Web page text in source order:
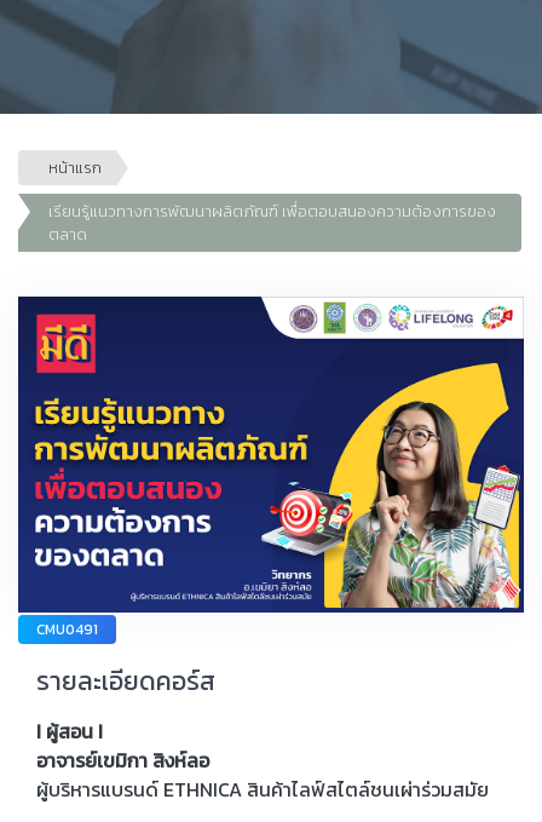
หน้าแรก
เรียนรู้แนวทางการพัฒนาผลิตภัณฑ์ เพื่อตอบสนองความต้องการของ
ตลาด
CMU0491
รายละเอียดคอร์ส
I ผู้สอน I
อาจารย์เขมิกา สิงห์ลอ
ผู้บริหารแบรนด์ ETHNICA สินค้าไลฟ์สไตล์ชนเผ่าร่วมสมัย